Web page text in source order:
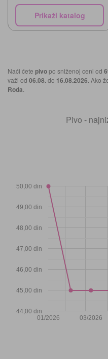
Prikaži katalog
Naći ćete pivopo sniženoj ceni od
važi od 06.08.do 16.08.2026 . Ako
Roda
Pivo -
01/2026 03/2026
44,00 din
45,00 din
46,00 din
47,00 din
48,00 din
49,00 din
50,00 din